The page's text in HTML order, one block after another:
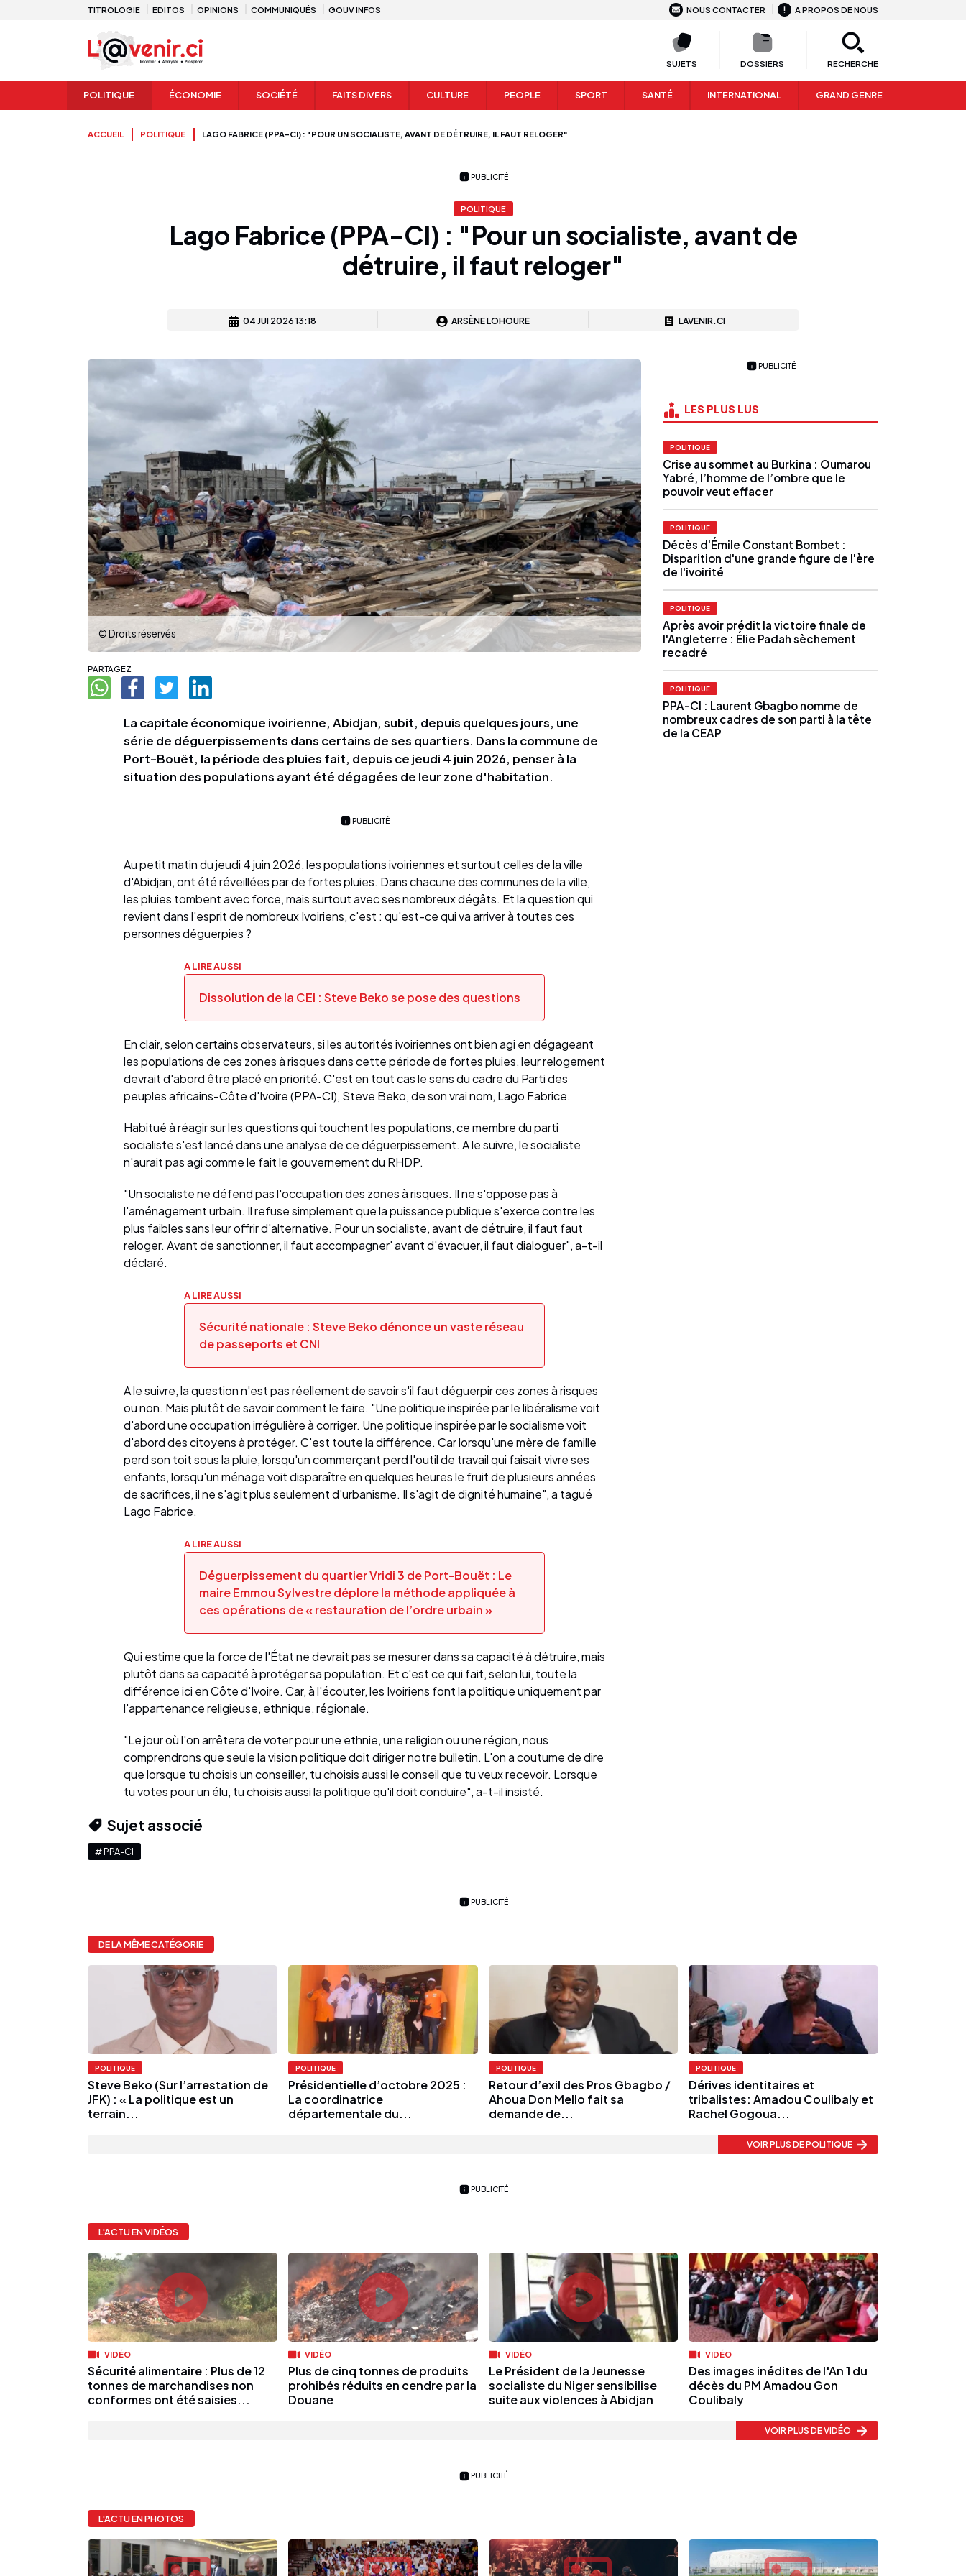
TITROLOGIE EDITOS OPINIONS COMMUNIQUÉS GOUV INFOS NOUS CONTACTER A PROPOS DE NOUS
SUJETS DOSSIERS RECHERCHE
POLITIQUE ÉCONOMIE SOCIÉTÉ FAITS DIVERS CULTURE PEOPLE SPORT SANTÉ INTERNATIONAL GRAND GENRE
ACCUEIL POLITIQUE LAGO FABRICE (PPA-CI) : "POUR UN SOCIALISTE, AVANT DE DÉTRUIRE, IL FAUT RELOGER"
PUBLICITÉ
POLITIQUE
Lago Fabrice (PPA-CI) : "Pour un socialiste, avant de
détruire, il faut reloger"
04 JUI 2026 13:18 ARSÈNE LOHOURE LAVENIR.CI
© Droits réservés
PARTAGEZ
La capitale économique ivoirienne, Abidjan, subit, depuis quelques jours, une
série de déguerpissements dans certains de ses quartiers. Dans la commune de
Port-Bouët, la période des pluies fait, depuis ce jeudi 4 juin 2026, penser à la
situation des populations ayant été dégagées de leur zone d'habitation.
PUBLICITÉ
Au petit matin du jeudi 4 juin 2026, les populations ivoiriennes et surtout celles de la ville
d'Abidjan, ont été réveillées par de fortes pluies. Dans chacune des communes de la ville,
les pluies tombent avec force, mais surtout avec ses nombreux dégâts. Et la question qui
revient dans l'esprit de nombreux Ivoiriens, c'est : qu'est-ce qui va arriver à toutes ces
personnes déguerpies ?
A LIRE AUSSI
Dissolution de la CEI : Steve Beko se pose des questions
En clair, selon certains observateurs, si les autorités ivoiriennes ont bien agi en dégageant
les populations de ces zones à risques dans cette période de fortes pluies, leur relogement
devrait d'abord être placé en priorité. C'est en tout cas le sens du cadre du Parti des
peuples africains-Côte d'Ivoire (PPA-CI), Steve Beko, de son vrai nom, Lago Fabrice.
Habitué à réagir sur les questions qui touchent les populations, ce membre du parti
socialiste s'est lancé dans une analyse de ce déguerpissement. A le suivre, le socialiste
n'aurait pas agi comme le fait le gouvernement du RHDP.
"Un socialiste ne défend pas l'occupation des zones à risques. Il ne s'oppose pas à
l'aménagement urbain. Il refuse simplement que la puissance publique s'exerce contre les
plus faibles sans leur offrir d'alternative. Pour un socialiste, avant de détruire, il faut faut
reloger. Avant de sanctionner, il faut accompagner' avant d'évacuer, il faut dialoguer", a-t-il
déclaré.
A LIRE AUSSI
Sécurité nationale : Steve Beko dénonce un vaste réseau
de passeports et CNI
A le suivre, la question n'est pas réellement de savoir s'il faut déguerpir ces zones à risques
ou non. Mais plutôt de savoir comment le faire. "Une politique inspirée par le libéralisme voit
d'abord une occupation irrégulière à corriger. Une politique inspirée par le socialisme voit
d'abord des citoyens à protéger. C'est toute la différence. Car lorsqu'une mère de famille
perd son toit sous la pluie, lorsqu'un commerçant perd l'outil de travail qui faisait vivre ses
enfants, lorsqu'un ménage voit disparaître en quelques heures le fruit de plusieurs années
de sacrifices, il ne s'agit plus seulement d'urbanisme. Il s'agit de dignité humaine", a tagué
Lago Fabrice.
A LIRE AUSSI
Déguerpissement du quartier Vridi 3 de Port-Bouët : Le
maire Emmou Sylvestre déplore la méthode appliquée à
ces opérations de « restauration de l’ordre urbain »
Qui estime que la force de l'État ne devrait pas se mesurer dans sa capacité à détruire, mais
plutôt dans sa capacité à protéger sa population. Et c'est ce qui fait, selon lui, toute la
différence ici en Côte d'Ivoire. Car, à l'écouter, les Ivoiriens font la politique uniquement par
l'appartenance religieuse, ethnique, régionale.
"Le jour où l'on arrêtera de voter pour une ethnie, une religion ou une région, nous
comprendrons que seule la vision politique doit diriger notre bulletin. L'on a coutume de dire
que lorsque tu choisis un conseiller, tu choisis aussi le conseil que tu veux recevoir. Lorsque
tu votes pour un élu, tu choisis aussi la politique qu'il doit conduire", a-t-il insisté.
Sujet associé
# PPA-CI
PUBLICITÉ
LES PLUS LUS
POLITIQUE
Crise au sommet au Burkina : Oumarou
Yabré, l’homme de l’ombre que le
pouvoir veut effacer
POLITIQUE
Décès d'Émile Constant Bombet :
Disparition d'une grande figure de l'ère
de l'ivoirité
POLITIQUE
Après avoir prédit la victoire finale de
l'Angleterre : Élie Padah sèchement
recadré
POLITIQUE
PPA-CI : Laurent Gbagbo nomme de
nombreux cadres de son parti à la tête
de la CEAP
PUBLICITÉ
DE LA MÊME CATÉGORIE
POLITIQUE
Steve Beko (Sur l’arrestation de
JFK) : « La politique est un
terrain...
POLITIQUE
Présidentielle d’octobre 2025 :
La coordinatrice
départementale du...
POLITIQUE
Retour d’exil des Pros Gbagbo /
Ahoua Don Mello fait sa
demande de...
POLITIQUE
Dérives identitaires et
tribalistes: Amadou Coulibaly et
Rachel Gogoua...
VOIR PLUS DE POLITIQUE
PUBLICITÉ
L'ACTU EN VIDÉOS
VIDÉO
Sécurité alimentaire : Plus de 12
tonnes de marchandises non
conformes ont été saisies...
VIDÉO
Plus de cinq tonnes de produits
prohibés réduits en cendre par la
Douane
VIDÉO
Le Président de la Jeunesse
socialiste du Niger sensibilise
suite aux violences à Abidjan
VIDÉO
Des images inédites de l'An 1 du
décès du PM Amadou Gon
Coulibaly
VOIR PLUS DE VIDÉO
PUBLICITÉ
L'ACTU EN PHOTOS